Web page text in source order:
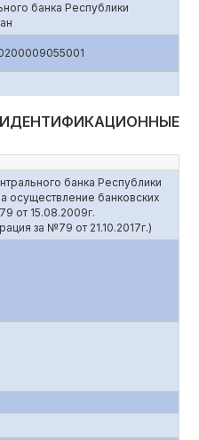
банка Республики
ИДЕНТИФИКАЦИОННЫЕ
банка Республики
осуществление банковских
от 15.08.2009г.
за №79 от 21.10.2017г.)